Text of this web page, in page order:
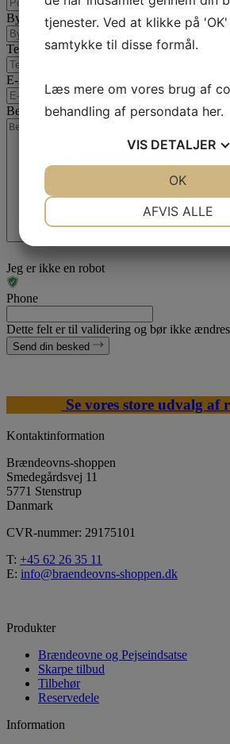
By
Telefon
E-mail
Besked *
Jeg er ikke en robot
Phone
Dette felt er til validering og bør ikke
Send din besked
Se vores store udvalg af
Kontaktinformation
Brændeovns-shoppen
Smedegårdsvej 11
5771 Stenstrup
Danmark
CVR-nummer: 29175101
T: +45 62 26 35 11
E: info@braendeovns-shoppen.dk
Produkter
Brændeovne og Pejseindsatse
Skarpe tilbud
Tilbehør
Reservedele
Information
tjenester. Ved at klikke på
samtykke til disse formål.
Læs mere om vores brug af
behandling af persondata her.
VIS DETALJER
AFVIS ALLE
OK